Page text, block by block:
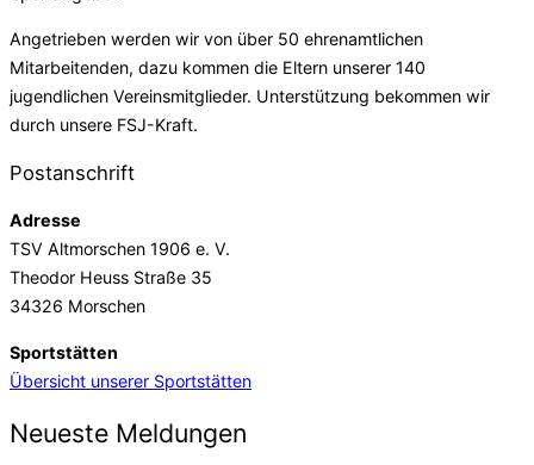
Angetrieben werden wir von über 50 ehrenamtlichen
Mitarbeitenden, dazu kommen die Eltern unserer 140
jugendlichen Vereinsmitglieder. Unterstützung bekommen wir
durch unsere FSJ-Kraft.
Postanschrift
Adresse
TSV Altmorschen 1906 e. V.
Theodor Heuss Straße 35
34326 Morschen
Sportstätten
Übersicht unserer Sportstätten
Neueste Meldungen